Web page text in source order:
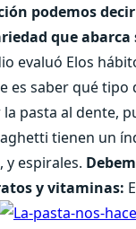
podemos
que
evaluó Elos
es saber qué tipo
pasta al dente,
tienen un
y espirales.
y vitaminas: